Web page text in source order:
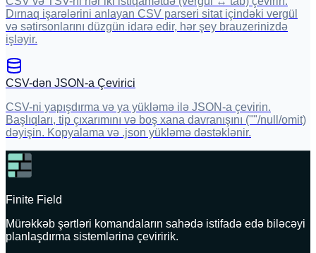
Dırnaq işarələrini anlayan CSV parseri sitat içindəki vergül
və sətirsonlarını düzgün idarə edir, hər şey brauzerinizdə
işləyir.
CSV-dən JSON-a Çevirici
CSV-ni yapışdırma və ya yükləmə ilə JSON-a çevirin.
Başlıqları, tip çıxarımını və boş xana davranışını (""/null/omit)
dəyişin. Kopyalama və .json yükləmə dəstəklənir.
Finite Field
Mürəkkəb şərtləri komandaların sahədə istifadə edə biləcəyi
planlaşdırma sistemlərinə çeviririk.